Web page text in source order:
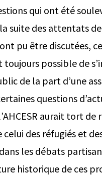
qui ont été
suite des attentats de
pu être discutées,
possible de
de la part d’une
questions
aurait tort de
des réfugiés et
les débats
historique de ces